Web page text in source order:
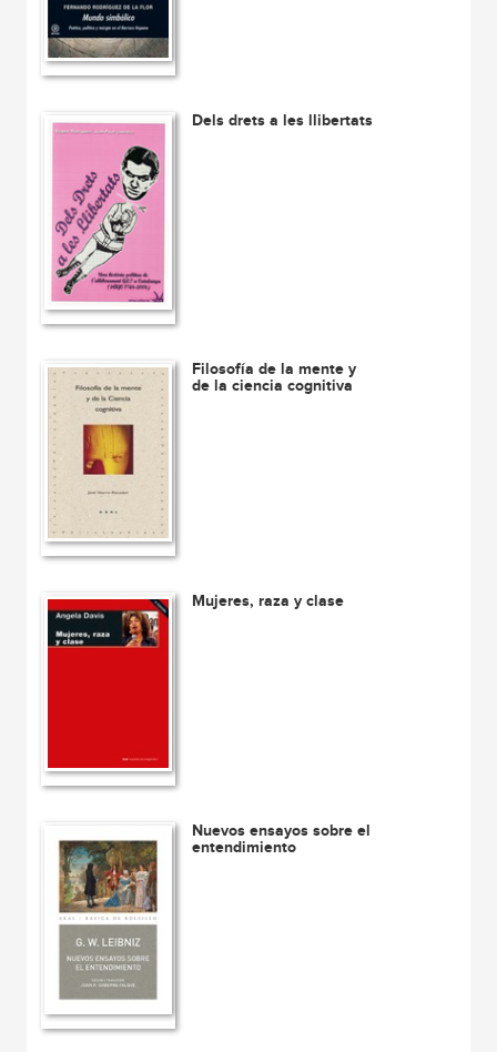
Dels drets a les llibertats
Filosofía de la mente y
de la ciencia cognitiva
Mujeres, raza y clase
Nuevos ensayos sobre el
entendimiento